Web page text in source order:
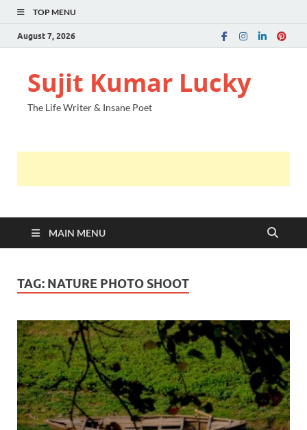
TOP MENU
August 7, 2026
Sujit Kumar Lucky
The Life Writer & Insane Poet
MAIN MENU
TAG: NATURE PHOTO SHOOT